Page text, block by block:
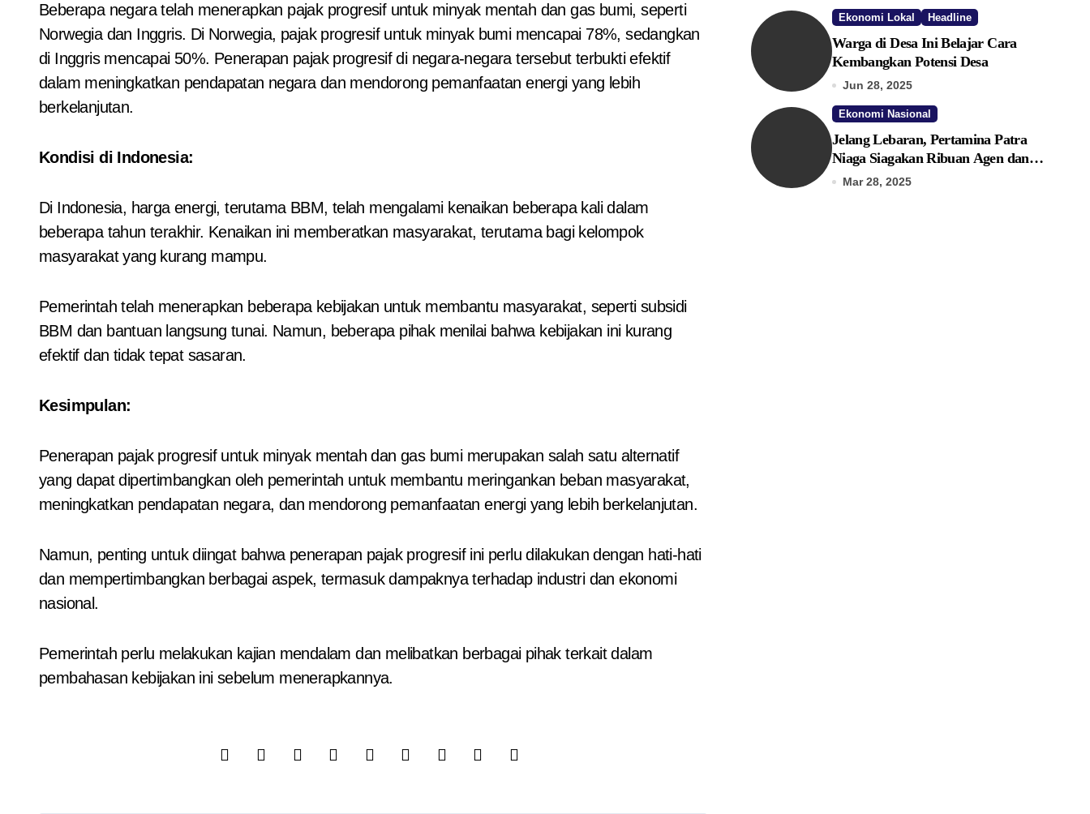
Beberapa negara telah menerapkan pajak progresif untuk minyak mentah dan gas bumi, seperti
Norwegia dan Inggris. Di Norwegia, pajak progresif untuk minyak bumi mencapai 78%, sedangkan
di Inggris mencapai 50%. Penerapan pajak progresif di negara-negara tersebut terbukti efektif
dalam meningkatkan pendapatan negara dan mendorong pemanfaatan energi yang lebih
berkelanjutan.
Kondisi di Indonesia:
Di Indonesia, harga energi, terutama BBM, telah mengalami kenaikan beberapa kali dalam
beberapa tahun terakhir. Kenaikan ini memberatkan masyarakat, terutama bagi kelompok
masyarakat yang kurang mampu.
Pemerintah telah menerapkan beberapa kebijakan untuk membantu masyarakat, seperti subsidi
BBM dan bantuan langsung tunai. Namun, beberapa pihak menilai bahwa kebijakan ini kurang
efektif dan tidak tepat sasaran.
Kesimpulan:
Penerapan pajak progresif untuk minyak mentah dan gas bumi merupakan salah satu alternatif
yang dapat dipertimbangkan oleh pemerintah untuk membantu meringankan beban masyarakat,
meningkatkan pendapatan negara, dan mendorong pemanfaatan energi yang lebih berkelanjutan.
Namun, penting untuk diingat bahwa penerapan pajak progresif ini perlu dilakukan dengan hati-hati
dan mempertimbangkan berbagai aspek, termasuk dampaknya terhadap industri dan ekonomi
nasional.
Pemerintah perlu melakukan kajian mendalam dan melibatkan berbagai pihak terkait dalam
pembahasan kebijakan ini sebelum menerapkannya.
Ekonomi Lokal Headline
Warga di Desa Ini Belajar Cara
Kembangkan Potensi Desa
Jun 28, 2025
Ekonomi Nasional
Jelang Lebaran, Pertamina Patra
Niaga Siagakan Ribuan Agen dan
Pangkalan LPG 3 Kg
Mar 28, 2025